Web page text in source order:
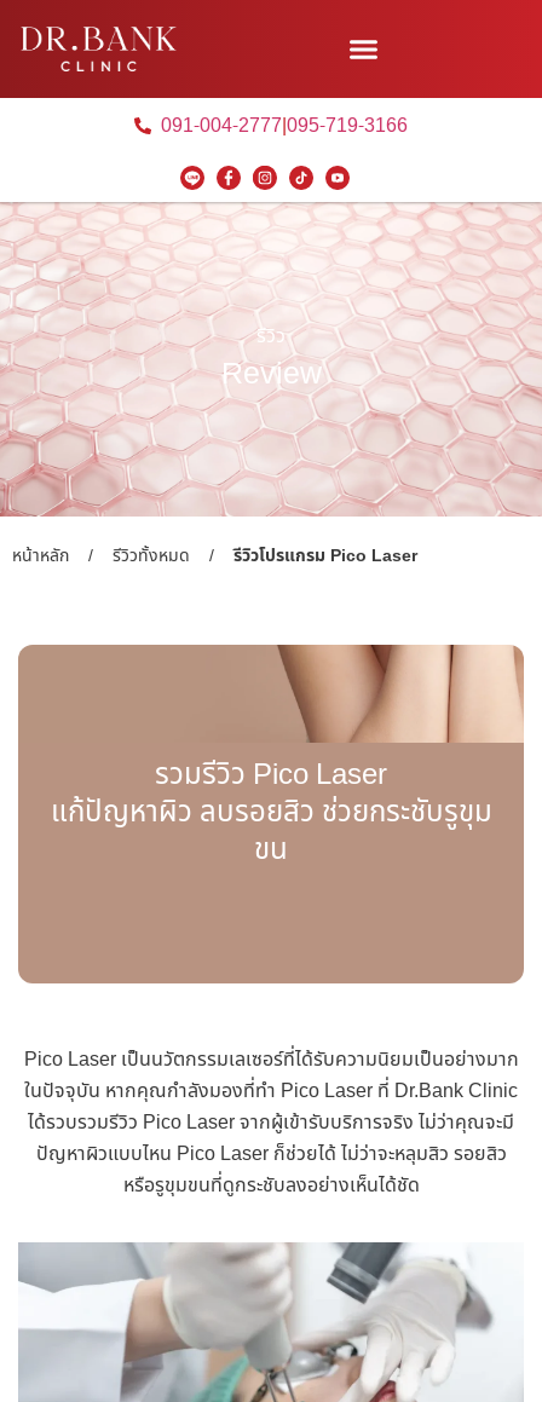
091-004-2777|095-719-3166
รีวิว
Review
หน้าหลัก / รีวิวทั้งหมด / รีวิวโปรแกรม Pico Laser
รวมรีวิว Pico Laser
แก้ปัญหาผิว ลบรอยสิว ช่วยกระชับรูขุม
ขน
Pico Laser เป็นนวัตกรรมเลเซอร์ที่ได้รับความนิยมเป็นอย่างมาก
ในปัจจุบัน หากคุณกำลังมองที่ทำ Pico Laser ที่ Dr.Bank Clinic
ได้รวบรวมรีวิว Pico Laser จากผู้เข้ารับบริการจริง ไม่ว่าคุณจะมี
ปัญหาผิวแบบไหน Pico Laser ก็ช่วยได้ ไม่ว่าจะหลุมสิว รอยสิว
หรือรูขุมขนที่ดูกระชับลงอย่างเห็นได้ชัด